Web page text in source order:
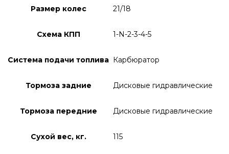
Размер колес 21/18
Схема КПП 1-N-2-3-4-5
Система подачи топлива Карбюратор
Тормоза задние Дисковые гидравлические
Тормоза передние Дисковые гидравлические
Сухой вес, кг. 115